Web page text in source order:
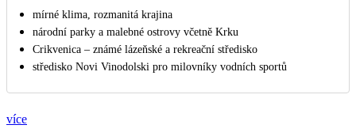
mírné klima, rozmanitá krajina
národní parky a malebné ostrovy včetně Krku
Crikvenica – známé lázeňské a rekreační středisko
středisko Novi Vinodolski pro milovníky vodních sportů
více